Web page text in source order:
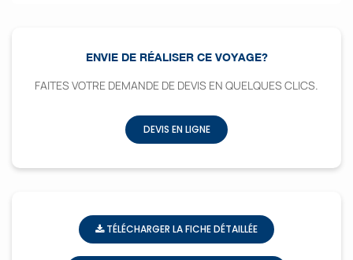
ENVIE DE RÉALISER CE VOYAGE?
FAITES VOTRE DEMANDE DE DEVIS EN QUELQUES CLICS.
DEVIS EN LIGNE
TÉLÉCHARGER LA FICHE DÉTAILLÉE